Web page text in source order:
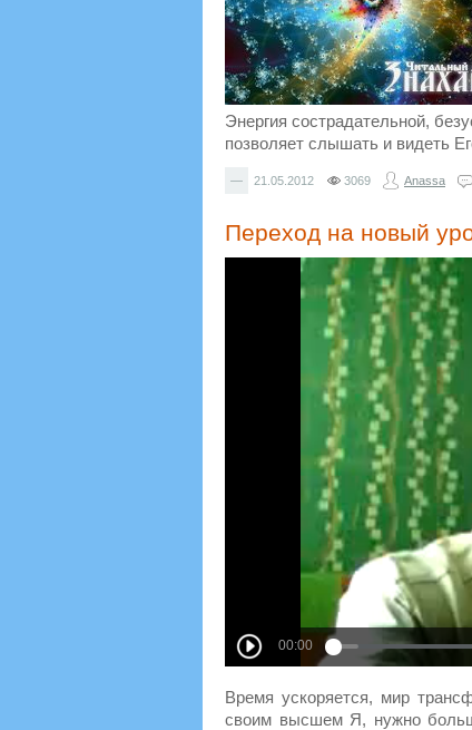
Энергия сострадательной,
позволяет слышать и видеть
— 21.05.2012 3069 Anassa
Переход на новый
Время ускоряется, мир
своим высшем Я, нужно